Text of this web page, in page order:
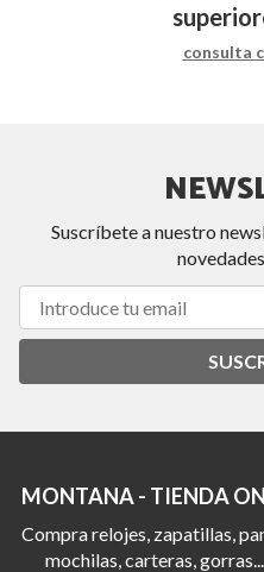
consulta
Suscríbete a nuestro
MONTANA - TIENDA
Compra relojes, zapatillas,
mochilas, carteras,